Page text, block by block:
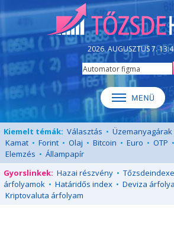
2026. AUGUSZTUS 7.
Kiemelt témák: Választás • Üzemanyagárak
Kamat • Forint • Olaj • Bitcoin • Euro • OTP •
Elemzés • Állampapír
Gyorslinkek: Hazai részvény •
árfolyamok • Határidős index • Deviza
Kriptovaluta árfolyam